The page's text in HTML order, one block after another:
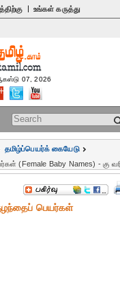
| உங்கள் கருத்து
Search form
07, 2026
தமிழ்ப்பெயர்க் கையேடு
(Female Baby Names) - கு
பெயர்கள்